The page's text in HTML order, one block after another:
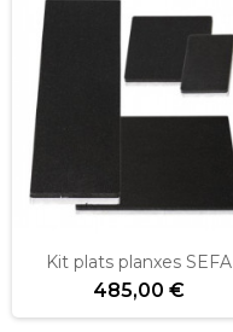
Kit plats planxes SEFA
485,00 €